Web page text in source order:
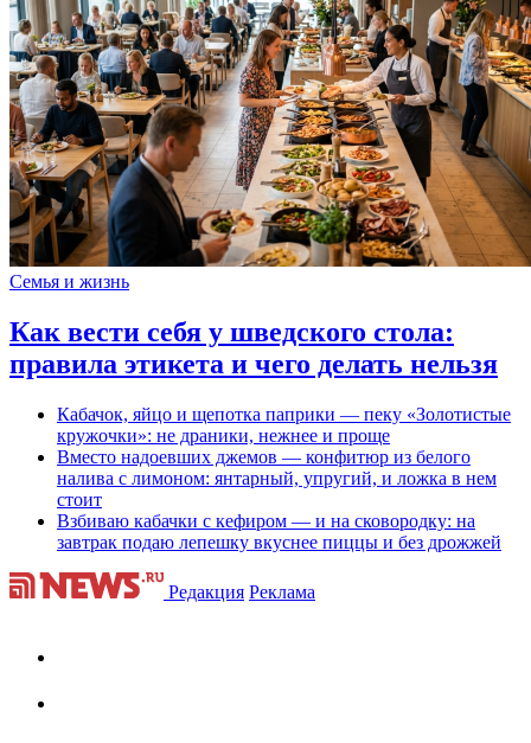
Семья и жизнь
Как вести себя у шведского стола:
правила этикета и чего делать нельзя
Кабачок, яйцо и щепотка паприки — пеку «Золотистые
кружочки»: не драники, нежнее и проще
Вместо надоевших джемов — конфитюр из белого
налива с лимоном: янтарный, упругий, и ложка в нем
стоит
Взбиваю кабачки с кефиром — и на сковородку: на
завтрак подаю лепешку вкуснее пиццы и без дрожжей
Редакция Реклама